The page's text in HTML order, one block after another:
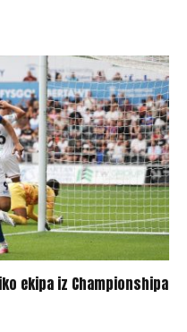
ekipa iz Championshipa